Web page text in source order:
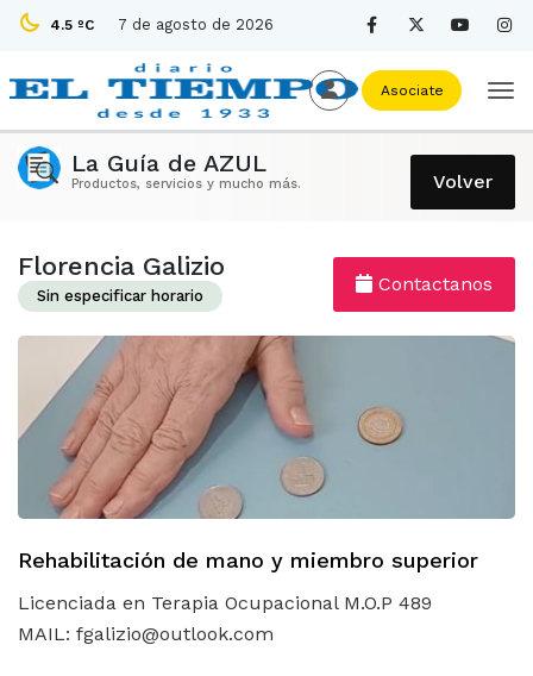
4.5 ºC 7 de agosto de 2026
Asociate
La Guía de AZUL
Productos, servicios y mucho más. Volver
Florencia Galizio
Sin especificar horario
Contactanos
Rehabilitación de mano y miembro superior
Licenciada en Terapia Ocupacional M.O.P 489
MAIL: fgalizio@outlook.com